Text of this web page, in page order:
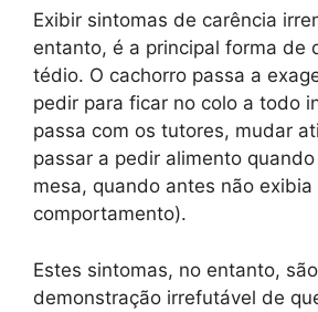
Exibir sintomas de carência
entanto, é a principal forma de
tédio. O cachorro passa a
pedir para ficar no colo a todo
passa com os tutores, mudar
passar a pedir alimento
mesa, quando antes não exibia
comportamento).
Estes sintomas, no entanto,
demonstração irrefutável de